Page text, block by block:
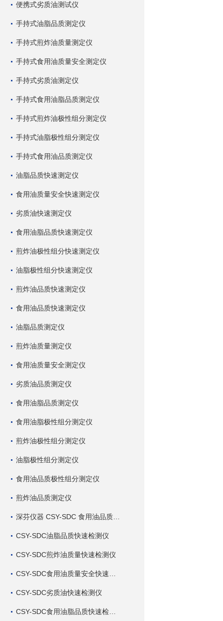
便携式劣质油测试仪
手持式油脂品质测定仪
手持式煎炸油质量测定仪
手持式食用油质量安全测定仪
手持式劣质油测定仪
手持式食用油脂品质测定仪
手持式煎炸油极性组分测定仪
手持式油脂极性组分测定仪
手持式食用油品质测定仪
油脂品质快速测定仪
食用油质量安全快速测定仪
劣质油快速测定仪
食用油脂品质快速测定仪
煎炸油极性组分快速测定仪
油脂极性组分快速测定仪
煎炸油品质快速测定仪
食用油品质快速测定仪
油脂品质测定仪
煎炸油质量测定仪
食用油质量安全测定仪
劣质油品质测定仪
食用油脂品质测定仪
食用油脂极性组分测定仪
煎炸油极性组分测定仪
油脂极性组分测定仪
食用油品质极性组分测定仪
煎炸油品质测定仪
CSY-SDC油脂品质快速检测仪
CSY-SDC煎炸油质量快速检测仪
CSY-SDC劣质油快速检测仪